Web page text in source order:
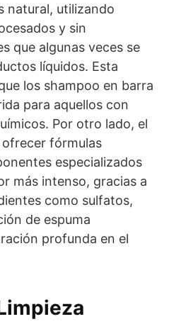
natural, utilizando
y sin
que algunas veces se
líquidos. Esta
los shampoo en barra
para aquellos con
Por otro lado, el
ofrecer fórmulas
especializados
más intenso, gracias a
como sulfatos,
de espuma
profunda en el